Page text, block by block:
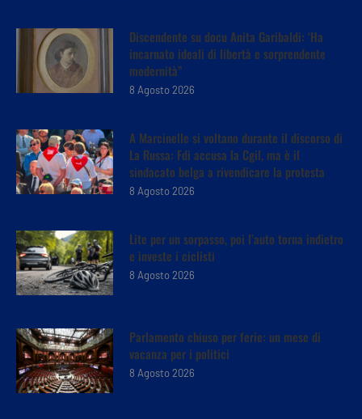
Discendente su docu Anita Garibaldi: ‘Ha
incarnato ideali di libertà e sorprendente
modernità”
8 Agosto 2026
A Marcinelle si voltano durante il discorso di
La Russa: Fdi accusa la Cgil, ma è il
sindacato belga a rivendicare la protesta
8 Agosto 2026
Lite per un sorpasso, poi l’auto torna indietro
e investe i ciclisti
8 Agosto 2026
Parlamento chiuso per ferie: un mese di
vacanza per i politici
8 Agosto 2026